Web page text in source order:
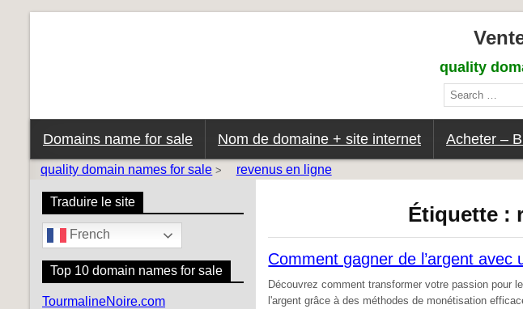
quality
Search
for:
Domains name for sale Nom de domaine + site internet Acheter –
quality domain names for sale > revenus en ligne
Étiquette :
Comment gagner de l’argent
Découvrez comment transformer votre passion pour
l'argent grâce à des méthodes de monétisation
Traduire le site
French
Top 10 domain names for sale
TourmalineNoire.com